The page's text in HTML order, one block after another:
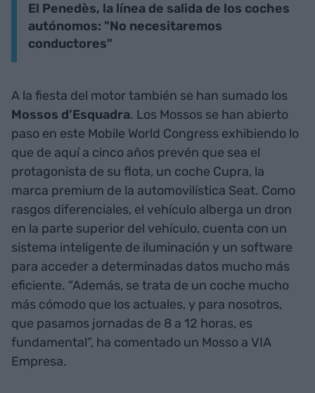
El Penedès, la línea de salida de los coches
autónomos: "No necesitaremos
conductores"
A la fiesta del motor también se han sumado los
Mossos d’Esquadra. Los Mossos se han abierto
paso en este Mobile World Congress exhibiendo lo
que de aquí a cinco años prevén que sea el
protagonista de su flota, un coche Cupra, la
marca premium de la automovilística Seat. Como
rasgos diferenciales, el vehículo alberga un dron
en la parte superior del vehículo, cuenta con un
sistema inteligente de iluminación y un software
para acceder a determinadas datos mucho más
eficiente. “Además, se trata de un coche mucho
más cómodo que los actuales, y para nosotros,
que pasamos jornadas de 8 a 12 horas, es
fundamental”, ha comentado un Mosso a VIA
Empresa.